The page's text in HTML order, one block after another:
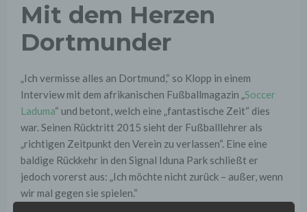
Mit dem Herzen
Dortmunder
„Ich vermisse alles an Dortmund,“ so Klopp in einem
Interview mit dem afrikanischen Fußballmagazin „Soccer
Laduma“ und betont, welch eine „fantastische Zeit“ dies
war. Seinen Rücktritt 2015 sieht der Fußballlehrer als
„richtigen Zeitpunkt den Verein zu verlassen“. Eine eine
baldige Rückkehr in den Signal Iduna Park schließt er
jedoch vorerst aus: „Ich möchte nicht zurück – außer, wenn
wir mal gegen sie spielen.“